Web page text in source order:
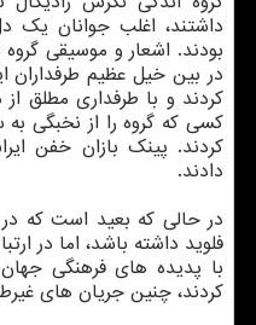
داشتند، اغلب جوانان
بودند. اشعار و موسیقی
در بین خیل عظیم طرفداران
کردند و با طرفداری مطلق از
کسی که گروه را از نخبگی
کردند. پینک بازان خفن
دادند.
در حالی که بعید است که
فلوید داشته باشد، اما در
کردند، چنین جریان های